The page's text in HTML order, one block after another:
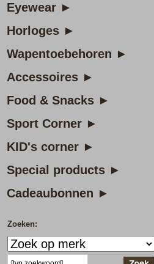
Eyewear ►
Horloges ►
Wapentoebehoren ►
Accessoires ►
Food & Snacks ►
Sport Corner ►
KID's corner ►
Special products ►
Cadeaubonnen ►
Zoeken: